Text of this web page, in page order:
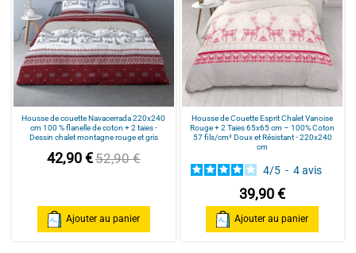
Housse de couette Navacerrada 220x240
cm 100 % flanelle de coton + 2 taies -
Dessin chalet montagne rouge et gris
42,90 €52,90 €
Ajouter au panier
Housse de Couette Esprit Chalet Vanoise
Rouge + 2 Taies 65x65 cm – 100% Coton
57 fils/cm² Doux et Résistant - 220x240
cm
4/5 - 4avis
39,90 €
Ajouter au panier